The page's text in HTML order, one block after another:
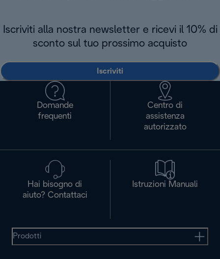
Iscriviti alla nostra newsletter e ricevi il 10% di
sconto sul tuo prossimo acquisto
Iscriviti
Domande
frequenti
Centro di
assistenza
autorizzato
Hai bisogno di
aiuto? Contattaci
Istruzioni Manuali
Prodotti